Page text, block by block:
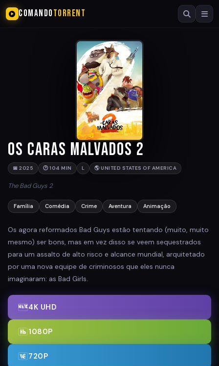
COMANDOTORRENT
Os Caras Malvados 2
📅 2025 🕐 104 MIN L 🌎 UNITED STATES OF AMERICA
The Bad Guys 2
Família Comédia Crime Aventura Animação
Os agora reformados Bad Guys estão tentando (muito, muito
mesmo) ser bons, mas em vez disso se veem sequestrados
para um assalto de alto risco e alcance mundial, arquitetado
por uma nova equipe de criminosos que eles nunca
imaginaram: as Bad Girls.
4K UHD
1080P
720P